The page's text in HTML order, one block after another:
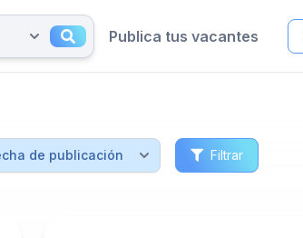
Publica tus vacantes
Filtrar